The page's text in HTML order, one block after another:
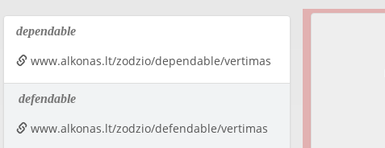
dependable
www.alkonas.lt/zodzio/dependable/vertimas
defendable
www.alkonas.lt/zodzio/defendable/vertimas